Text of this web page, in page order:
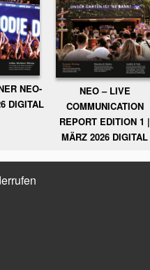
NEO-
DIGITAL
NEO – LIVE
COMMUNICATION
REPORT EDITION 1 |
MÄRZ 2026 DIGITAL